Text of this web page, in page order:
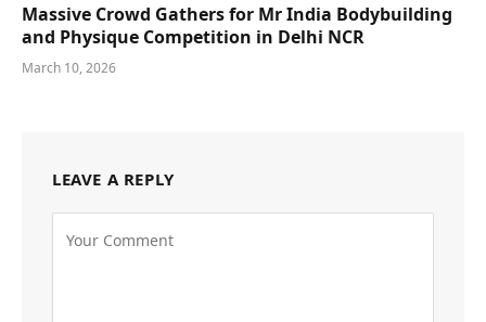
Massive Crowd Gathers for Mr India Bodybuilding
and Physique Competition in Delhi NCR
March 10, 2026
LEAVE A REPLY